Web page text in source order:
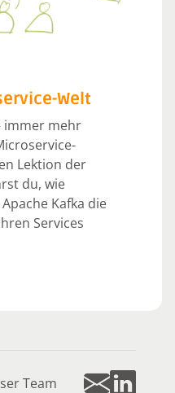
Welt
immer mehr
Lektion der
du, wie
Kafka die
Services
Team